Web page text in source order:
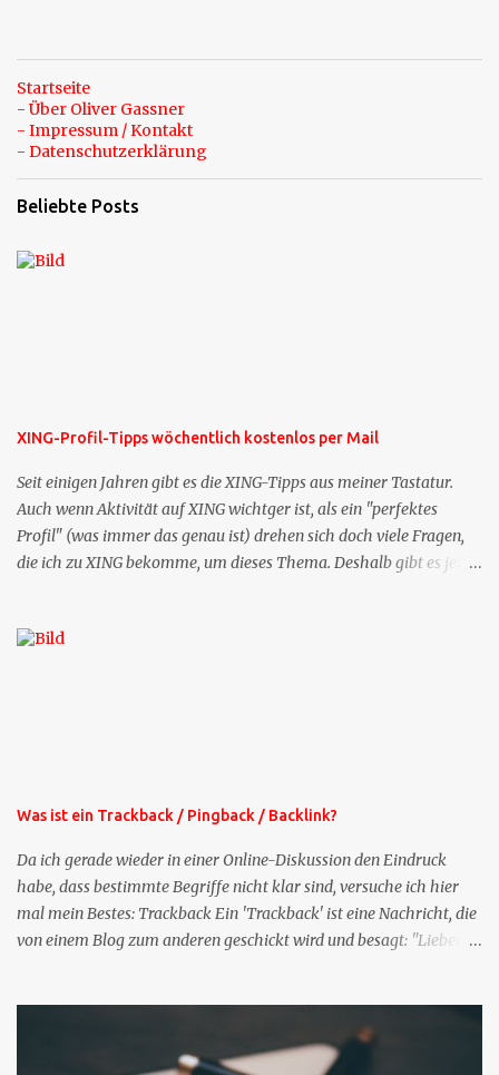
Startseite
- Über Oliver Gassner
- Impressum / Kontakt
- Datenschutzerklärung
Beliebte Posts
XING-Profil-Tipps wöchentlich kostenlos per Mail
Seit einigen Jahren gibt es die XING-Tipps aus meiner Tastatur.
Auch wenn Aktivität auf XING wichtger ist, als ein "perfektes
Profil" (was immer das genau ist) drehen sich doch viele Fragen,
die ich zu XING bekomme, um dieses Thema. Deshalb gibt es jetzt
bekommen Sie kostenlos eine weitere Folge. Die Startsequenz ist 16
Was ist ein Trackback / Pingback / Backlink?
Da ich gerade wieder in einer Online-Diskussion den Eindruck
habe, dass bestimmte Begriffe nicht klar sind, versuche ich hier
mal mein Bestes: Trackback Ein 'Trackback' ist eine Nachricht, die
von einem Blog zum anderen geschickt wird und besagt: "Lieber
was ich zu deinem Inhalt zu sagen hatte." Diese